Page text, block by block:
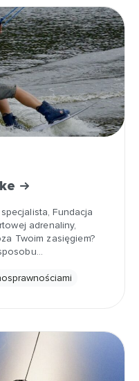
Fundacja
adrenaliny,
Twoim zasięgiem?